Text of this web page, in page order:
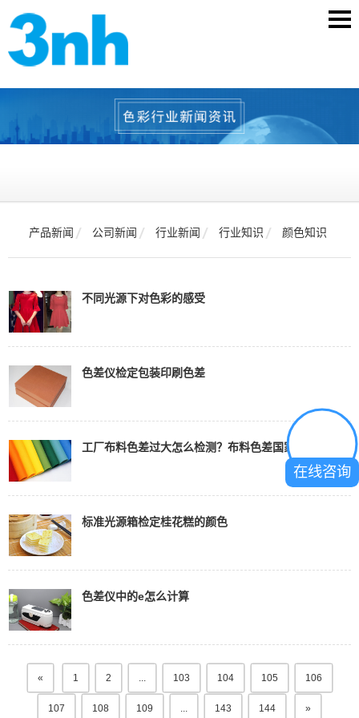
产品新闻 公司新闻 行业新闻 行业知识 颜色知识
不同光源下对色彩的感受
色差仪检定包装印刷色差
工厂布料色差过大怎么检测？布料色差国家标准
标准光源箱检定桂花糕的颜色
色差仪中的e怎么计算
« 1 2 ... 103 104 105 106
107 108 109 ... 143 144 »
在线咨询